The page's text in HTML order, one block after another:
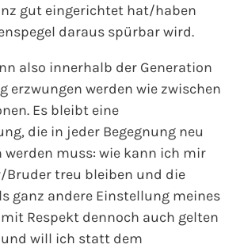
gut eingerichtet hat/haben
daraus spürbar wird.
also innerhalb der Generation
erzwungen werden wie zwischen
Es bleibt eine
die in jeder Begegnung neu
werden muss: wie kann ich mir
Bruder treu bleiben und die
ganz andere Einstellung meines
Respekt dennoch auch gelten
und will ich statt dem